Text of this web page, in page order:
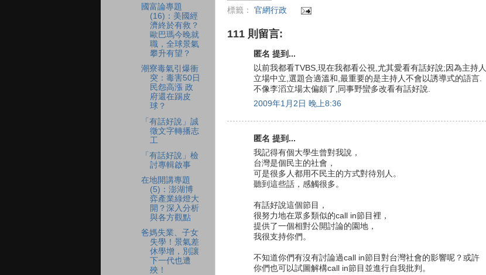
標籤： 官網行政
111 則留言:
匿名 提到...
以前我都看TVBS,現在我都看公視,尤其愛看有話好說;因為主持人
立場中立,選題合適溫和,最重要的是主持人不會以誘導式的語言.
不像李滔立場太偏頗了,同事野蠻多改看有話好說.
2009年1月2日 晚上8:36
匿名 提到...
我記得有個大學生曾對我說，
台灣是個民主的社會，
可是很多人都用不民主的方式對待別人。
聽到這些話，感觸很多。
有話好說這個節目，
很努力地在眾多類似的call in節目裡，
提供了一個相對公開討論的園地，
我很支持你們。
不知道你們有沒有討論過call in節目對台灣社會的影響呢？或許
你們也可以試圖解構call in節目並進行自我批判。
國富論專題
(16)：美國經
濟終於有救？
歐巴瑪今晚就
職，全球景氣
攀升有望？
潮寮毒氣引爆衝
突：毒害50日
民怨高漲 政
府還在踢皮
球？
「有話好說」誠
徵文字轉播志
工
「有話好說」檢
討專輯啟事
在地開講專題
(5)：澎湖博
弈產業綠燈大
開？深入分析
與各方觀點
爸媽失業、子女
失學！景氣差
休學增，別讓
下一代也遭
殃！